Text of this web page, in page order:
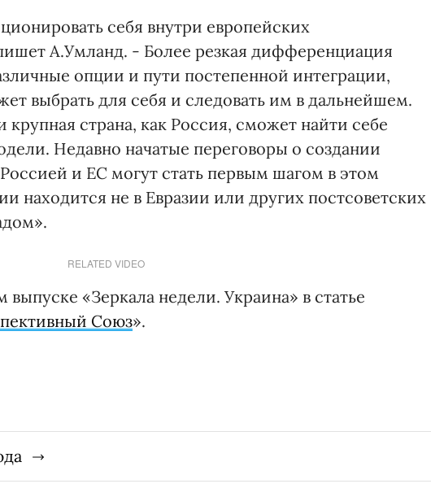
себя внутри европейских
А.Умланд. - Более резкая дифференциация
опции и пути постепенной интеграции,
выбрать для себя и следовать им в дальнейшем.
страна, как Россия, сможет найти себе
Недавно начатые переговоры о создании
и ЕС могут стать первым шагом в этом
находится не в Евразии или других постсоветских
RELATED VIDEO
«Зеркала недели. Украина» в статье
Союз».